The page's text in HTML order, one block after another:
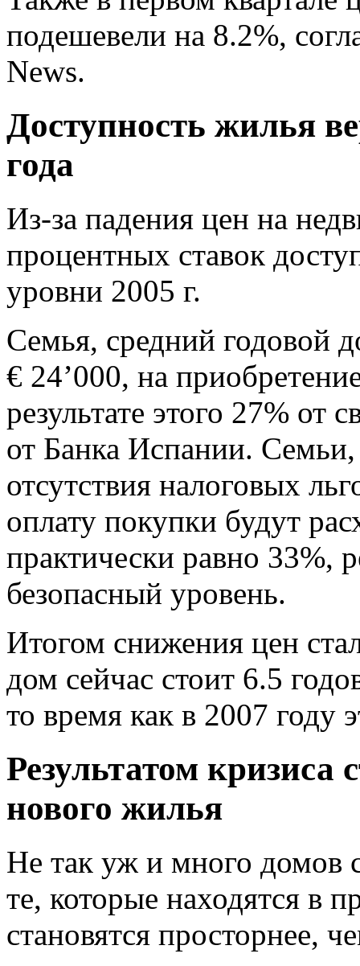
подешевели на 8.2%,
News.
Доступность жилья
года
Из-за падения цен на
процентных ставок
уровни 2005 г.
Семья, средний годовой
€ 24’000, на
результате этого 27%
от Банка Испании.
отсутствия налоговых
оплату покупки будут
практически равно 33%,
безопасный уровень.
Итогом снижения цен
дом сейчас стоит 6.5
то время как в 2007 году
Результатом кризиса
нового жилья
Не так уж и много домов
те, которые находятся в
становятся просторнее,